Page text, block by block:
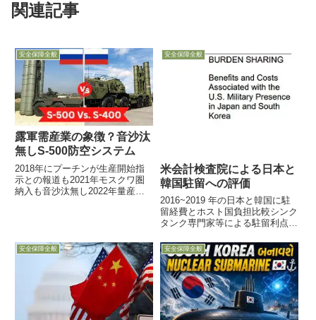
関連記事
安全保障全般
露軍需産業の象徴？音沙汰
無しS-500防空システム
2018年にプーチンが生産開始指
示との報道も2021年モスクワ圏
納入も音沙汰無し2022年量産型
空...
安全保障全般
米会計検査院による日本と
韓国駐留への評価
2016~2019 年の日本と韓国に駐
留経費とホスト国負担比較シンク
タンク専門家等による駐留利点評
米会計検査院GAOに求めた、日
本と韓国に駐留する利点と関連す
る費用に関する報告書「責任分
担：日本と韓国に駐留...
安全保障全般 安全保障全般